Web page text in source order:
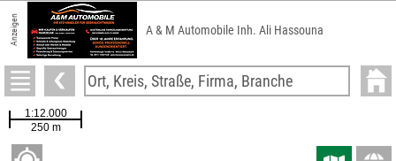
Anzeigen A & M Automobile Inh. Ali Hassouna